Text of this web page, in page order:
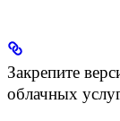
Закрепите
облачных